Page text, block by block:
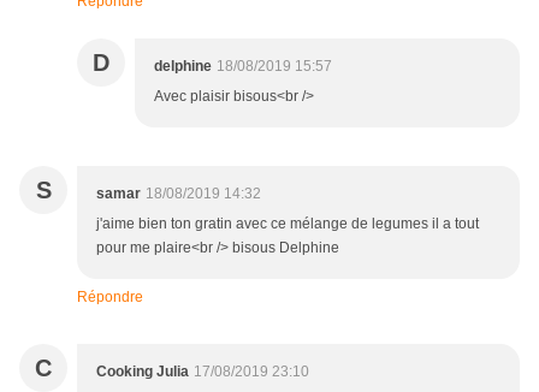
D delphine 18/08/2019 15:57
Avec plaisir bisous<br />
S samar 18/08/2019 14:32
j'aime bien ton gratin avec ce mélange de legumes il a tout
pour me plaire<br /> bisous Delphine
Répondre
C Cooking Julia 17/08/2019 23:10